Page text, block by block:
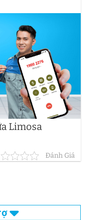
Limosa
Đánh Giá